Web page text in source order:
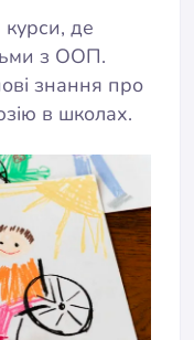
де
з ООП.
знання про
в школах.